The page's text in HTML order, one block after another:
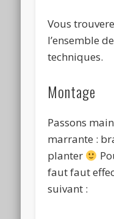
Vous
l’ensemble
techniques.
Montage
Passons
marrante :
planter
faut faut
suivant :